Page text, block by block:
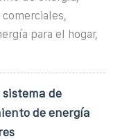
para el hogar,
sistema de
de energía